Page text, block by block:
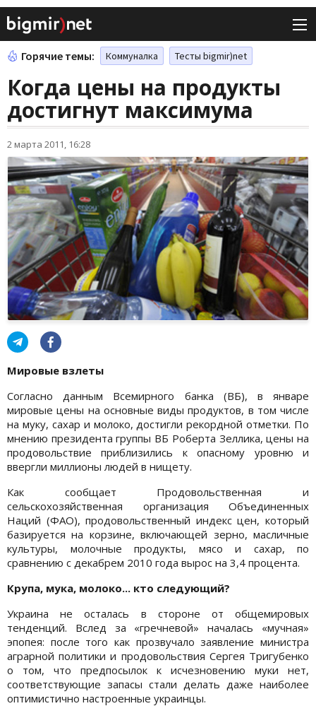
Горячие темы: Коммуналка Тесты bigmir)net
Когда цены на продукты
достигнут максимума
2 марта 2011, 16:28
Мировые взлеты
Согласно данным Всемирного банка (ВБ), в январе
мировые цены на основные виды продуктов, в том числе
на муку, сахар и молоко, достигли рекордной отметки. По
мнению президента группы ВБ Роберта Зеллика, цены на
продовольствие приблизились к опасному уровню и
ввергли миллионы людей в нищету.
Как сообщает Продовольственная и
сельскохозяйственная организация Объединенных
Наций (ФАО), продовольственный индекс цен, который
базируется на корзине, включающей зерно, масличные
культуры, молочные продукты, мясо и сахар, по
сравнению с декабрем 2010 года вырос на 3,4 процента.
Крупа, мука, молоко... кто следующий?
Украина не осталась в стороне от общемировых
тенденций. Вслед за «гречневой» началась «мучная»
эпопея: после того как прозвучало заявление министра
аграрной политики и продовольствия Сергея Тригубенко
о том, что предпосылок к исчезновению муки нет,
соответствующие запасы стали делать даже наиболее
оптимистично настроенные украинцы.